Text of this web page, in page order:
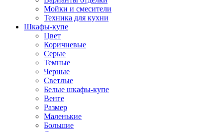
Мойки и смесители
Техника для кухни
Шкафы-купе
Цвет
Коричневые
Серые
Темные
Черные
Светлые
Белые шкафы-купе
Венге
Размер
Маленькие
Большие